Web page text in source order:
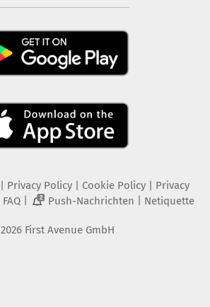
| Privacy Policy| Cookie Policy| Privacy
FAQ| 2 Push-Nachrichten | Netiquette
2026 First Avenue GmbH